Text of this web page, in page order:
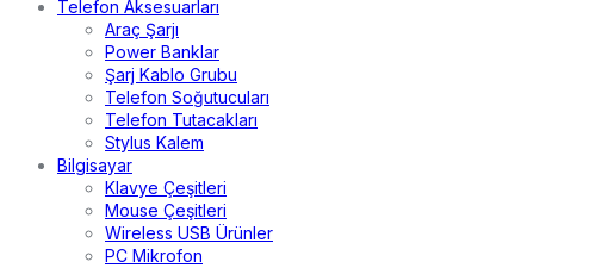
Telefon Aksesuarları
Araç Şarjı
Power Banklar
Şarj Kablo Grubu
Telefon Soğutucuları
Telefon Tutacakları
Stylus Kalem
Bilgisayar
Klavye Çeşitleri
Mouse Çeşitleri
Wireless USB Ürünler
PC Mikrofon